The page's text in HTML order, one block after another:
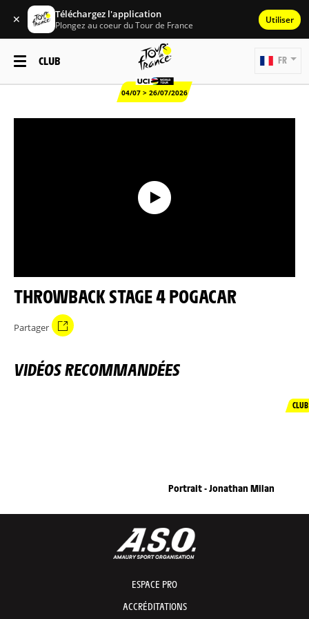
✕ Téléchargez l'application
Plongez au coeur du Tour de France Utiliser
CLUB
04/07 > 26/07/2026
FR
THROWBACK STAGE 4 POGACAR
Partager
VIDÉOS RECOMMANDÉES
CLUB
Portrait - Jonathan Milan
ESPACE PRO
ACCRÉDITATIONS